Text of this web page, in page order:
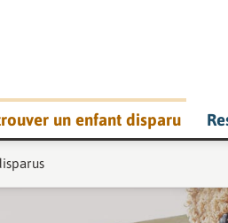
un enfant disparu